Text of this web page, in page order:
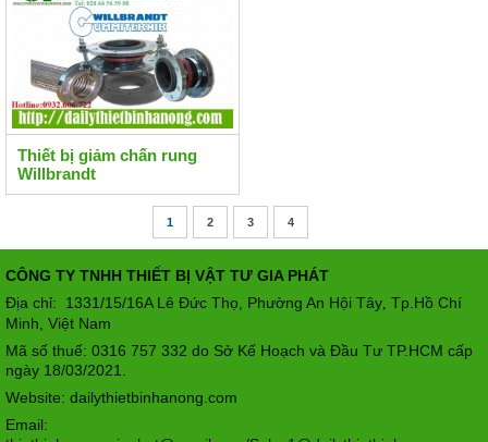
Thiết bị giảm chấn rung
Willbrandt
1 2 3 4
CÔNG TY TNHH THIẾT BỊ VẬT TƯ GIA PHÁT
Địa chỉ: 1331/15/16A Lê Đức Thọ, Phường An Hội Tây Tp.Hồ Chí
Minh, Việt Nam
Mã số thuế: 0316 757 332 do Sở Kế Hoạch và Đầu Tư TP.HCM cấp
ngày 18/03/2021.
Website: dailythietbinhanong.com
Email: